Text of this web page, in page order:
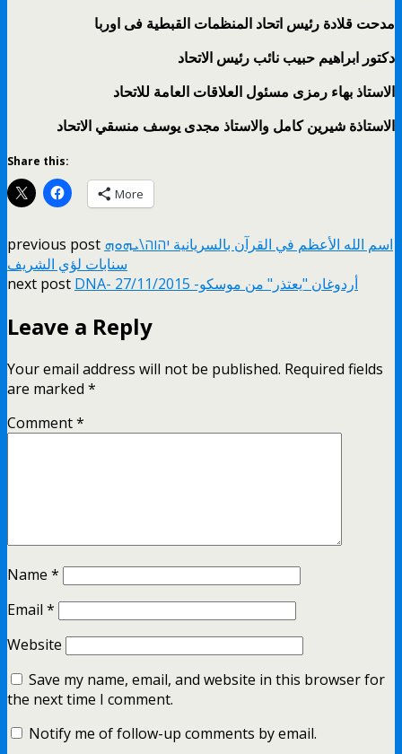
مدحت قلادة رئيس اتحاد المنظمات القبطية فى اوربا
دكتور ابراهيم حبيب نائب رئيس الاتحاد
الاستاذ بهاء رمزى مسئول العلاقات العامة للاتحاد
الاستاذة شيرين كامل والاستاذ مجدى يوسف منسقي الاتحاد
Share this:
More
previous post اسم الله الأعظم في القرآن بالسريانية יהוה\ܝܗܘܗ
سنابات لؤي الشريف
next post
DNA- أردوغان "يعتذر" من موسكو- 27/11/2015
Leave a Reply
Your email address will not be published. Required fields
are marked *
Comment*
Name *
Email *
Website
Save my name, email, and website in this browser for
the next time I comment.
Notify me of follow-up comments by email.